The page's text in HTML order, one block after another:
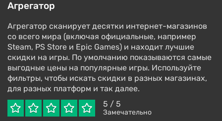
Агрегатор
Агрегатор сканирует десятки интернет-магазинов
со всего мира (включая официальные, например
Steam, PS Store и Epic Games) и находит лучшие
скидки на игры. По умолчанию показываются самые
выгодные цены на популярные игры. Используйте
фильтры, чтобы искать скидки в разных магазинах,
для разных платформ и так далее.
5 / 5
Замечательно